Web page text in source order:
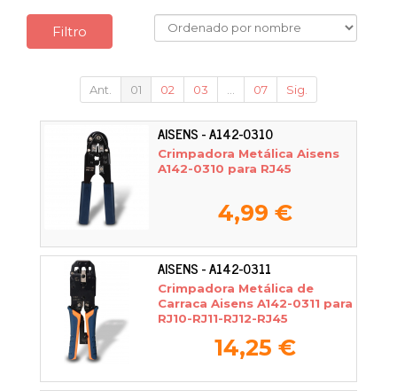
Filtro
Ant. 01 02 03 07 Sig.
AISENS - A142-0310
Crimpadora Metálica Aisens
A142-0310 para RJ45
4,99 €
AISENS - A142-0311
Crimpadora Metálica de
Carraca Aisens A142-0311 para
RJ10-RJ11-RJ12-RJ45
14,25 €